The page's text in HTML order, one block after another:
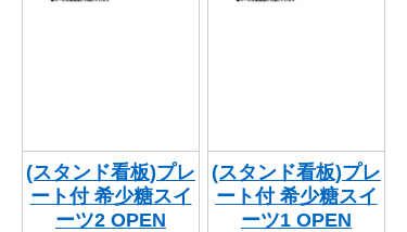
(スタンド看板)プレ
ート付 希少糖スイ
ーツ2 OPEN
(スタンド看板)プレ
ート付 希少糖スイ
ーツ1 OPEN